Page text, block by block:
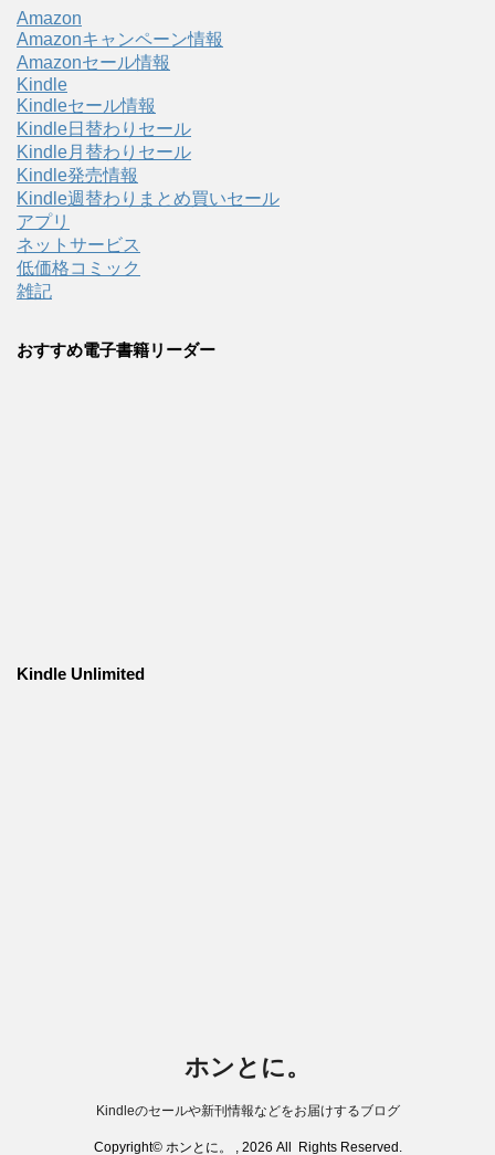
Amazon
Amazonキャンペーン情報
Amazonセール情報
Kindle
Kindleセール情報
Kindle日替わりセール
Kindle月替わりセール
Kindle発売情報
Kindle週替わりまとめ買いセール
アプリ
ネットサービス
低価格コミック
雑記
おすすめ電子書籍リーダー
Kindle Unlimited
ホンとに。
Kindleのセールや新刊情報などをお届けするブログ
Copyright© ホンとに。 , 2026 All Rights Reserved.